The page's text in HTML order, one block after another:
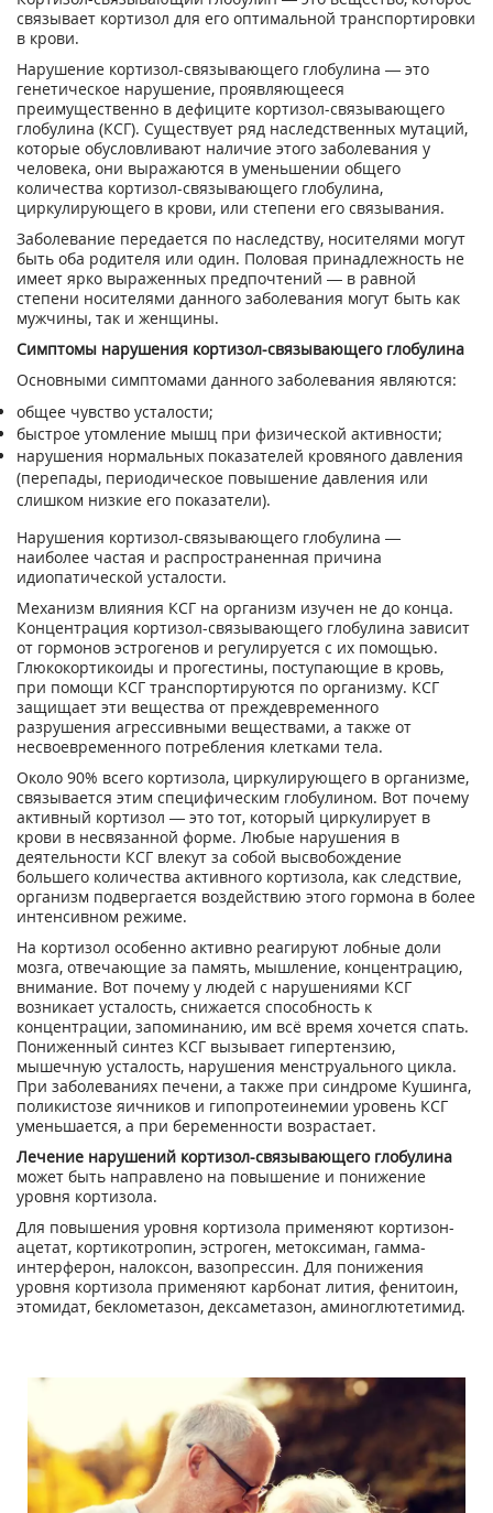
связывает кортизол для его оптимальной транспортировки
в крови.
Нарушение кортизол-связывающего глобулина — это
генетическое нарушение, проявляющееся
преимущественно в дефиците кортизол-связывающего
глобулина (КСГ). Существует ряд наследственных мутаций,
которые обусловливают наличие этого заболевания у
человека, они выражаются в уменьшении общего
количества кортизол-связывающего глобулина,
циркулирующего в крови, или степени его связывания.
Заболевание передается по наследству, носителями могут
быть оба родителя или один. Половая принадлежность не
имеет ярко выраженных предпочтений — в равной
степени носителями данного заболевания могут быть как
мужчины, так и женщины.
Симптомы нарушения кортизол-связывающего глобулина
Основными симптомами данного заболевания являются:
общее чувство усталости;
быстрое утомление мышц при физической активности;
нарушения нормальных показателей кровяного давления
(перепады, периодическое повышение давления или
слишком низкие его показатели).
Нарушения кортизол-связывающего глобулина —
наиболее частая и распространенная причина
идиопатической усталости.
Механизм влияния КСГ на организм изучен не до конца.
Концентрация кортизол-связывающего глобулина зависит
от гормонов эстрогенов и регулируется с их помощью.
Глюкокортикоиды и прогестины, поступающие в кровь,
при помощи КСГ транспортируются по организму. КСГ
защищает эти вещества от преждевременного
разрушения агрессивными веществами, а также от
несвоевременного потребления клетками тела.
Около 90% всего кортизола, циркулирующего в организме,
связывается этим специфическим глобулином. Вот почему
активный кортизол — это тот, который циркулирует в
крови в несвязанной форме. Любые нарушения в
деятельности КСГ влекут за собой высвобождение
большего количества активного кортизола, как следствие,
организм подвергается воздействию этого гормона в более
интенсивном режиме.
На кортизол особенно активно реагируют лобные доли
мозга, отвечающие за память, мышление, концентрацию,
внимание. Вот почему у людей с нарушениями КСГ
возникает усталость, снижается способность к
концентрации, запоминанию, им всё время хочется спать.
Пониженный синтез КСГ вызывает гипертензию,
мышечную усталость, нарушения менструального цикла.
При заболеваниях печени, а также при синдроме Кушинга,
поликистозе яичников и гипопротеинемии уровень КСГ
уменьшается, а при беременности возрастает.
Лечение нарушений кортизол-связывающего глобулина
может быть направлено на повышение и понижение
уровня кортизола.
Для повышения уровня кортизола применяют кортизон-
ацетат, кортикотропин, эстроген, метоксиман, гамма-
интерферон, налоксон, вазопрессин. Для понижения
уровня кортизола применяют карбонат лития, фенитоин,
этомидат, беклометазон, дексаметазон, аминоглютетимид.